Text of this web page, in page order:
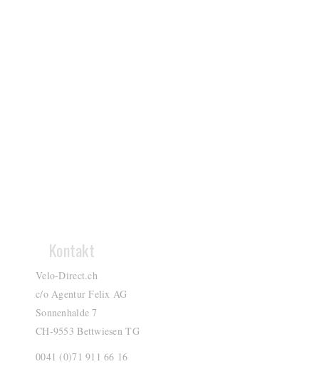
Kontakt
Velo-Direct.ch
c/o Agentur Felix AG
Sonnenhalde 7
CH-9553 Bettwiesen TG
0041 (0)71 911 66 16